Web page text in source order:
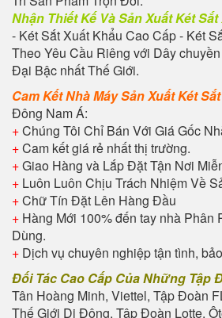
Nhận Thiết Kế Và Sản Xuất Két
- Két Sắt Xuất Khẩu Cao Cấp - Két
Theo Yêu Cầu Riêng với Dây
Đại Bậc nhất Thế Giới.
Cam Kết Nhà Máy Sản Xuất Két
Đông Nam Á:
+Chúng Tôi Chỉ Bán Với Giá Gốc
+Cam kết giá rẻ nhất thị trường.
+Giao Hàng và Lắp Đặt Tận Nơi
+ Luôn Luôn Chịu Trách Nhiệm Về
+Chữ Tín Đặt Lên Hàng Đầu
+ Hàng Mới 100% đến tay nhà Phân
Dùng.
+ Dịch vụ chuyên nghiệp tận tình,
Đối Tác Cao Cấp Của Những Tập
Tân Hoàng Minh, Viettel, Tập Đoàn
Thế Giới Di Động, Tập Đoàn Lotte,